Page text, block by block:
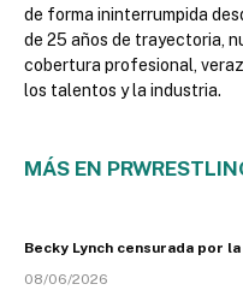
de forma ininterrumpida
de 25 años de trayectoria,
cobertura profesional,
los talentos y la industria.
MÁS EN
Becky Lynch censurada por la
08/06/2026